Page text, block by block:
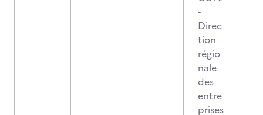
-
Direc
tion
régio
nale
des
entre
prises